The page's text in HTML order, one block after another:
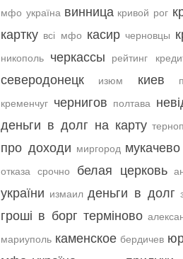
мфо україна винница кривой рог
картку всі мфо касир черновцы
никополь черкассы рейтинг
северодонецк изюм киев
кременчуг чернигов полтава
деньги в долг на карту
про доходи миргород мукачево
отказа срочно
белая церковь
україни измаил деньги в долг
гроші в борг терміново
мариуполь каменское бердичев